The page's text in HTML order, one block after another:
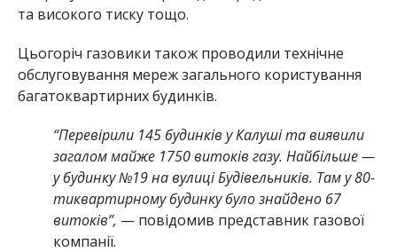
та високого тиску тощо.
Цьогоріч газовики також проводили технічне
обслуговування мереж загального користування
багатоквартирних будинків.
“Перевірили 145 будинків у Калуші та виявили
загалом майже 1750 витоків газу. Найбільше —
у будинку №19 на вулиці Будівельників. Там у 80-
тиквартирному будинку було знайдено 67
витоків”, — повідомив представник газової
компанії.